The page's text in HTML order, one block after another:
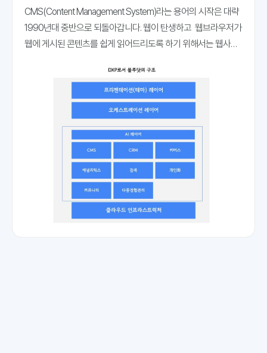
CMS(Content Management System)라는 용어의 시작은 대략
1990년대 중반으로 되돌아갑니다. 웹이 탄생하고 웹브라우저가
웹에 게시된 콘텐츠를 쉽게 읽어드리도록 하기 위해서는 웹사이
는 HTML을 통해 문서 레아아웃에서 문서 구조를 분리하길 원했